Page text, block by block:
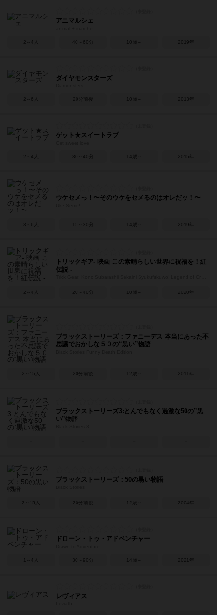
アニマルシェ
2～4人 40～60分 10歳～ 2019年
ダイヤモンスターズ
2～6人 20分前後 10歳～ 2013年
ゲット★スイートラブ
2～4人 30～40分 14歳～ 2015年
ウケセメっ！〜そのウケをセメるのはオレだッ！〜
3～6人 15～30分 14歳～ 2019年
トリックギア- 映画 この素晴らしい世界に祝福を！紅
伝説 -
2～4人 20～40分 10歳～ 2020年
ブラックストーリーズ：ファニーデス 本当にあった不
思議でおかしな５０の“黒い”物語
2～15人 20分前後 12歳～ 2011年
ブラックストーリーズ3:とんでもなく過激な50の”黒
い”物語
ブラックストーリーズ：50の黒い物語
2～15人 20分前後 12歳～ 2004年
ドローン・トゥ・アドベンチャー
1～4人 30～90分 14歳～ 2021年
レヴィアス